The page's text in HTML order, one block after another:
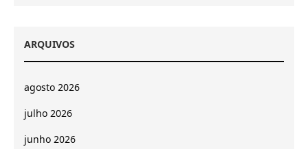
ARQUIVOS
agosto 2026
julho 2026
junho 2026